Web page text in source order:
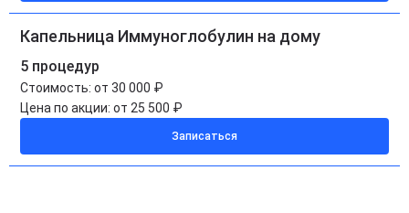
Капельница Иммуноглобулин на дому
5 процедур
Стоимость: от 30 000 ₽
Цена по акции: от 25 500 ₽
Записаться